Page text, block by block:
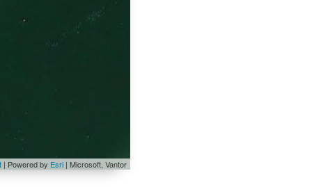
| Powered by Esri| Microsoft, Vantor